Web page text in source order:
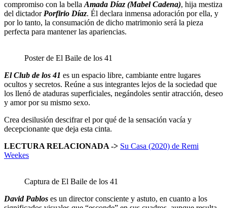
compromiso con la bella Amada Díaz (Mabel Cadena), hija mestiza
del dictador Porfirio Díaz. Él declara inmensa adoración por ella, y
por lo tanto, la consumación de dicho matrimonio será la pieza
perfecta para mantener las apariencias.
Poster de El Baile de los 41
El Club de los 41 es un espacio libre, cambiante entre lugares
ocultos y secretos. Reúne a sus integrantes lejos de la sociedad que
los llenó de ataduras superficiales, negándoles sentir atracción, deseo
y amor por su mismo sexo.
Crea desilusión descifrar el por qué de la sensación vacía y
decepcionante que deja esta cinta.
LECTURA RELACIONADA -> Su Casa (2020) de Remi
Weekes
Captura de El Baile de los 41
David Pablos es un director consciente y astuto, en cuanto a los